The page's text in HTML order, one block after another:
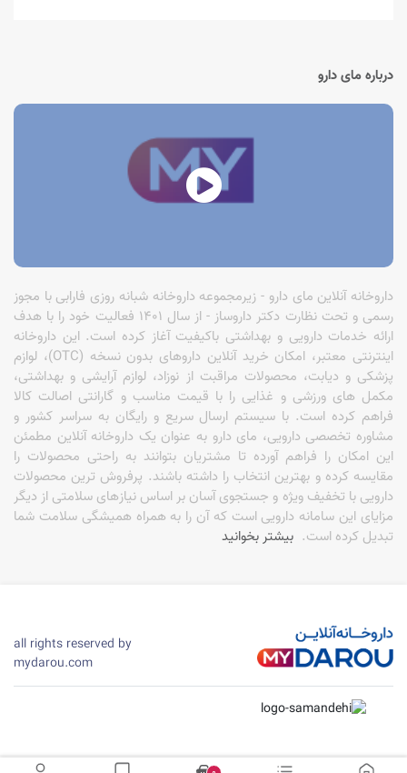
درباره مای دارو
داروخانه آنلاین مای دارو - زیرمجموعه داروخانه شبانه روزی فارابی با مجوز
رسمی و تحت نظارت دکتر داروساز - از سال 1401 فعالیت خود را با هدف
ارائه خدمات دارویی و بهداشتی باکیفیت آغاز کرده است. این داروخانه
اینترنتی معتبر، امکان خرید آنلاین داروهای بدون نسخه (OTC)، لوازم
پزشکی و دیابت، محصولات مراقبت از نوزاد، لوازم آرایشی و بهداشتی،
مکمل های ورزشی و غذایی را با قیمت مناسب و گارانتی اصالت کالا
فراهم کرده است. با سیستم ارسال سریع و رایگان به سراسر کشور و
مشاوره تخصصی دارویی، مای دارو به عنوان یک داروخانه آنلاین مطمئن
این امکان را فراهم آورده تا مشتریان بتوانند به راحتی محصولات را
مقایسه کرده و بهترین انتخاب را داشته باشند. پرفروش ترین محصولات
دارویی با تخفیف ویژه و جستجوی آسان بر اساس نیازهای سلامتی از دیگر
مزایای این سامانه دارویی است که آن را به همراه همیشگی سلامت شما
تبدیل کرده است. بیشتر بخوانید
all rights reserved by
mydarou.com